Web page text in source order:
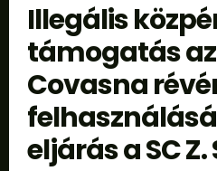
Illegális
támogatás az
Covasna
eljárás a SC Z.